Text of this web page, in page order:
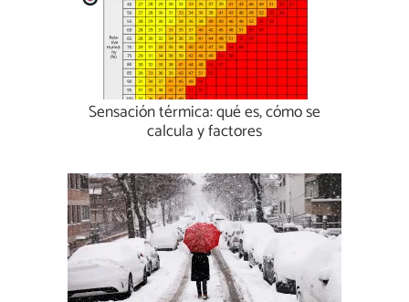
Sensación térmica: qué es, cómo se
calcula y factores